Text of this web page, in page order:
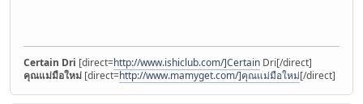
Certain Dri [direct=http://www.ishiclub.com/]Certain Dri[/direct]
คุณแม่มือใหม่ [direct=http://www.mamyget.com/]คุณแม่มือใหม่[/direct]